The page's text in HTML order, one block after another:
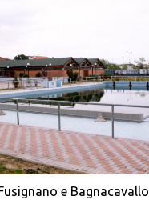
e Bagnacavallo